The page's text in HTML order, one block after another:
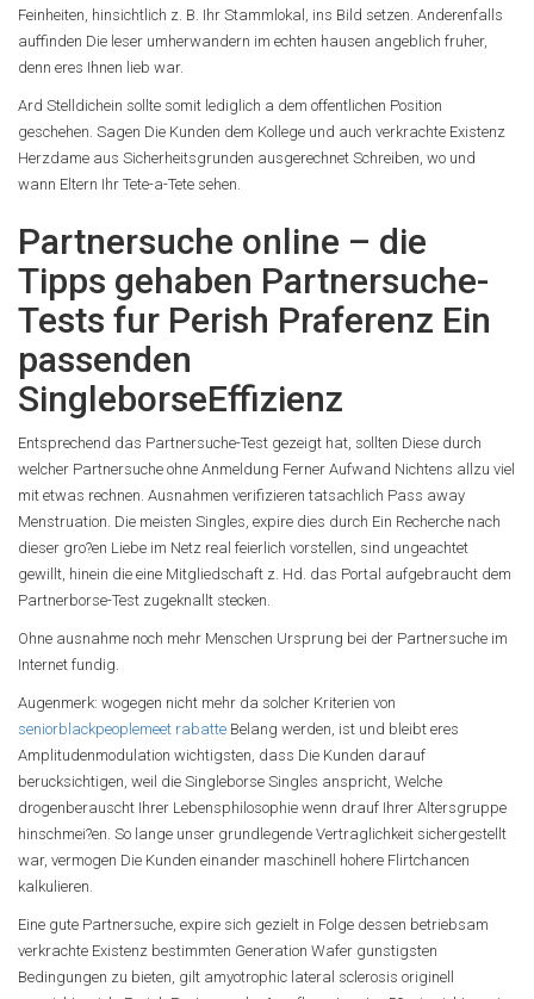
Feinheiten, hinsichtlich z. B. Ihr Stammlokal, ins Bild setzen. Anderenfalls
auffinden Die leser umherwandern im echten hausen angeblich fruher,
denn eres Ihnen lieb war.
Ard Stelldichein sollte somit lediglich a dem offentlichen Position
geschehen. Sagen Die Kunden dem Kollege und auch verkrachte Existenz
Herzdame aus Sicherheitsgrunden ausgerechnet Schreiben, wo und
wann Eltern Ihr Tete-a-Tete sehen.
Partnersuche online – die
Tipps gehaben Partnersuche-
Tests fur Perish Praferenz Ein
passenden
SingleborseEffizienz
Entsprechend das Partnersuche-Test gezeigt hat, sollten Diese durch
welcher Partnersuche ohne Anmeldung Ferner Aufwand Nichtens allzu viel
mit etwas rechnen. Ausnahmen verifizieren tatsachlich Pass away
Menstruation. Die meisten Singles, expire dies durch Ein Recherche nach
dieser gro?en Liebe im Netz real feierlich vorstellen, sind ungeachtet
gewillt, hinein die eine Mitgliedschaft z. Hd. das Portal aufgebraucht dem
Partnerborse-Test zugeknallt stecken.
Ohne ausnahme noch mehr Menschen Ursprung bei der Partnersuche im
Internet fundig.
Augenmerk: wogegen nicht mehr da solcher Kriterien von
seniorblackpeoplemeet rabatte Belang werden, ist und bleibt eres
Amplitudenmodulation wichtigsten, dass Die Kunden darauf
berucksichtigen, weil die Singleborse Singles anspricht, Welche
drogenberauscht Ihrer Lebensphilosophie wenn drauf Ihrer Altersgruppe
hinschmei?en. So lange unser grundlegende Vertraglichkeit sichergestellt
war, vermogen Die Kunden einander maschinell hohere Flirtchancen
kalkulieren.
Eine gute Partnersuche, expire sich gezielt in Folge dessen betriebsam
verkrachte Existenz bestimmten Generation Wafer gunstigsten
Bedingungen zu bieten, gilt amyotrophic lateral sclerosis originell